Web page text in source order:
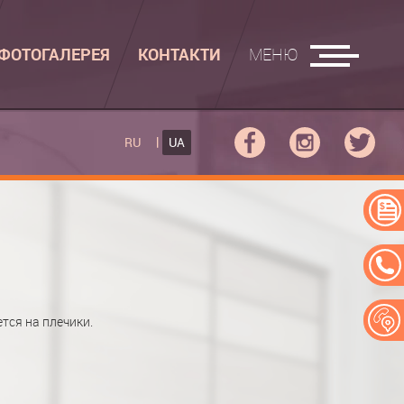
КОНТАКТИ МЕНЮ
RU UA
на плечики.